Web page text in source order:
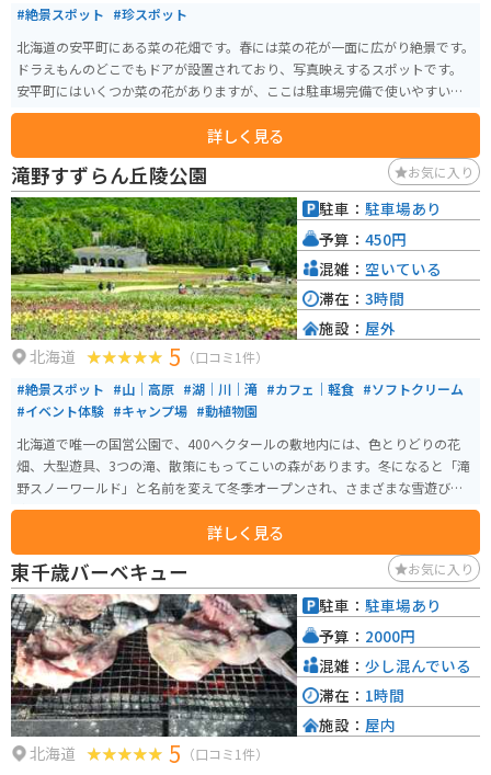
#絶景スポット #珍スポット
北海道の安平町にある菜の花畑です。春には菜の花が一面に広がり絶景です。
ドラえもんのどこでもドアが設置されており、写真映えするスポットです。
安平町にはいくつか菜の花がありますが、ここは駐車場完備で使いやすいの
でオススメです。
詳しく見る
滝野すずらん丘陵公園 お気に入り
北海道 5 （口コミ1件）
#絶景スポット #山｜高原 #湖｜川｜滝 #カフェ｜軽食 #ソフトクリーム
#イベント体験 #キャンプ場 #動植物園
北海道で唯一の国営公園で、400ヘクタールの敷地内には、色とりどりの花
畑、大型遊具、3つの滝、散策にもってこいの森があります。冬になると「滝
野スノーワールド」と名前を変えて冬季オープンされ、さまざまな雪遊びを
楽しめるスポットです。
詳しく見る
駐車： 駐車場あり
予算： 450円
混雑： 空いている
滞在： 3時間
施設： 屋外
東千歳バーベキュー お気に入り
北海道 5 （口コミ1件）
駐車： 駐車場あり
予算： 2000円
混雑： 少し混んでいる
滞在： 1時間
施設： 屋内